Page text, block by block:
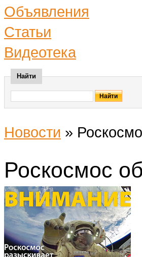
Объявления
Статьи
Видеотека
Найти
Новости »
Роскосмос